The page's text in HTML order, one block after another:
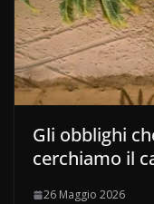
Gli obblighi
cerchiamo il
26 Maggio 2026